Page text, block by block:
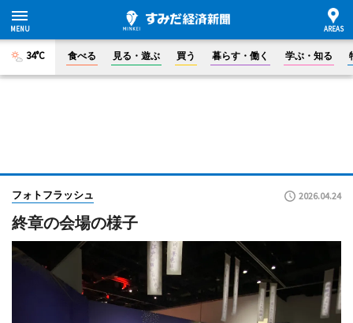
34°C 食べる 見る・遊ぶ 買う 暮らす・働く 学ぶ・知る
フォトフラッシュ 2026.04.24
終章の会場の様子